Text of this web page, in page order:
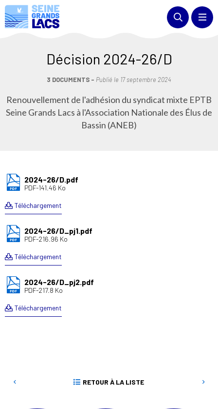
Décision 2024-26/D
3 DOCUMENTS Publié le 17 septembre 2024
Renouvellement de l'adhésion du syndicat mixte EPTB
Seine Grands Lacs à l'Association Nationale des Élus de
Bassin (ANEB)
2024-26/D.pdf
PDF-141.46 Ko
Téléchargement
2024-26/D_pj1.pdf
PDF-216.96 Ko
Téléchargement
2024-26/D_pj2.pdf
PDF-217.8 Ko
Téléchargement
RETOUR À LA LISTE